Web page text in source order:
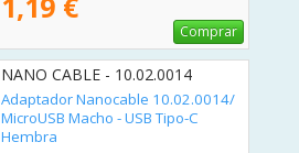
Comprar
NANO CABLE - 10.02.0014
Adaptador Nanocable 10.02.0014/
MicroUSB Macho - USB Tipo-C
Hembra